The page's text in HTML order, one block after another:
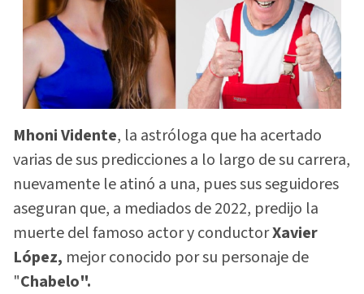
Mhoni Vidente, la astróloga que ha acertado
varias de sus predicciones a lo largo de su carrera,
nuevamente le atinó a una, pues sus seguidores
aseguran que, a mediados de 2022, predijo la
muerte del famoso actor y conductorXavier
López, mejor conocido por su personaje de
"Chabelo".